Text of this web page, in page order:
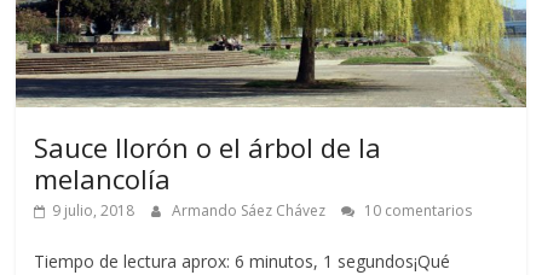
Sauce llorón o el árbol de la
melancolía
9 julio, 2018 Armando Sáez Chávez 10 comentarios
Tiempo de lectura aprox: 6 minutos, 1 segundos¡Qué